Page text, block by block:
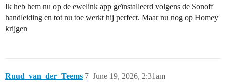
Ik heb hem nu op de ewelink app geïnstalleerd volgens de Sonoff
handleiding en tot nu toe werkt hij perfect. Maar nu nog op Homey
krijgen
Ruud_van_der_Teems June 19, 2026, 2:31am
7